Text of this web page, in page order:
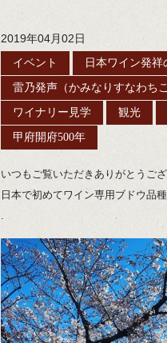
2019年04月02日
イベント 日本ワイン発祥
雷乃発声（かみなりすなわち
ワイナリー見学 観光
甲府開府500年
いつもご覧いただきありがとうご
日本で初めてワイン専用ブドウ品
.